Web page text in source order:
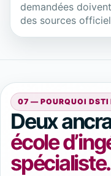
demandées
des sources
07 — POURQUOI DSTI
Deux
école
spécialiste.